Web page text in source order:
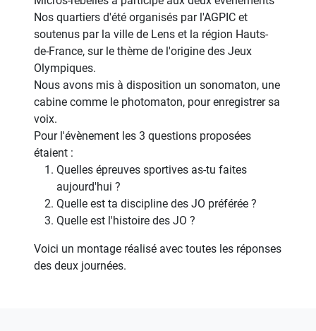
Nos quartiers d'été organisés par l'AGPIC et
soutenus par la ville de Lens et la région Hauts-
de-France, sur le thème de l'origine des Jeux
Olympiques.
Nous avons mis à disposition un sonomaton, une
cabine comme le photomaton, pour enregistrer sa
voix.
Pour l'évènement les 3 questions proposées
étaient :
Quelles épreuves sportives as-tu faites
aujourd'hui ?
Quelle est ta discipline des JO préférée ?
Quelle est l'histoire des JO ?
Voici un montage réalisé avec toutes les réponses
des deux journées.